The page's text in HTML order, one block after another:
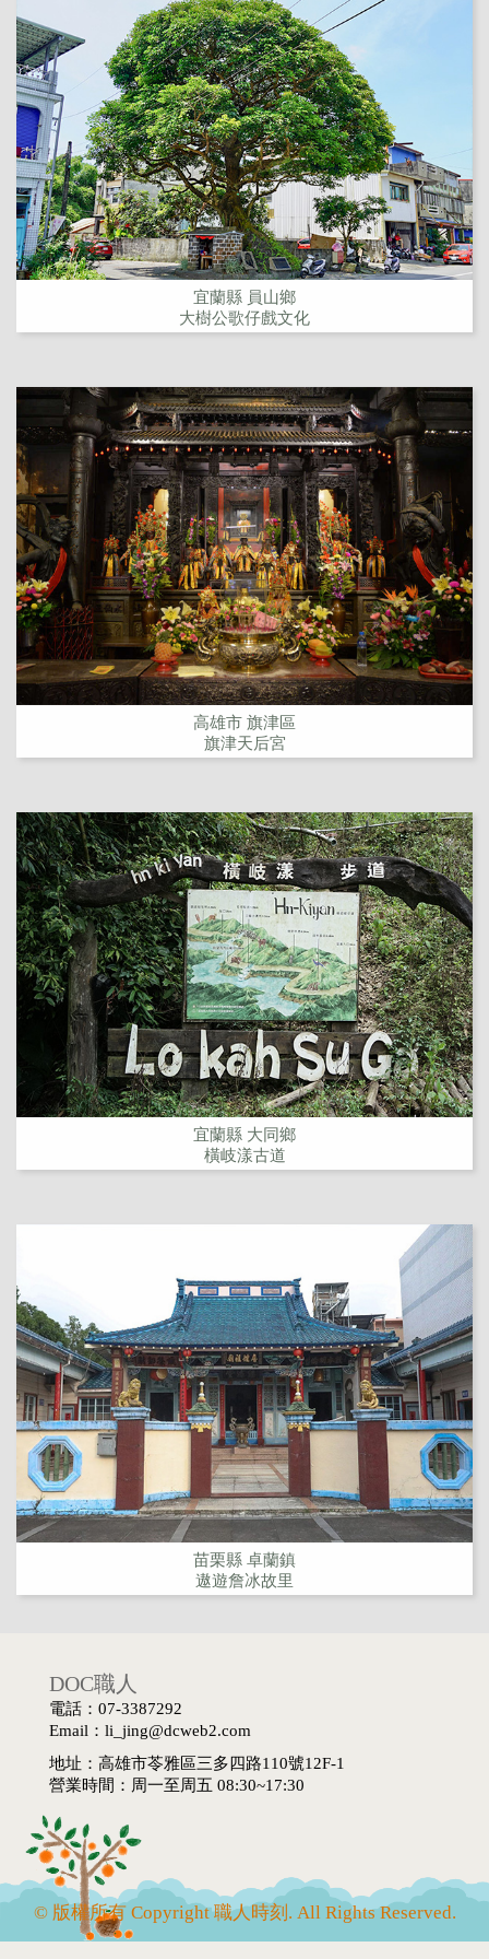
宜蘭縣 員山鄉
大樹公歌仔戲文化
高雄市 旗津區
旗津天后宮
宜蘭縣 大同鄉
橫岐漾古道
苗栗縣 卓蘭鎮
遨遊詹冰故里
DOC職人
電話：07-3387292
Email：li_jing@dcweb2.com
地址：高雄市苓雅區三多四路110號12F-1
營業時間：周一至周五 08:30~17:30
© 版權所有 Copyright 職人時刻. All Rights Reserved.